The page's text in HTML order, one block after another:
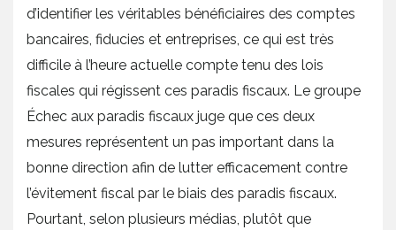
d’identifier les véritables bénéficiaires des comptes
bancaires, fiducies et entreprises, ce qui est très
difficile à l’heure actuelle compte tenu des lois
fiscales qui régissent ces paradis fiscaux. Le groupe
Échec aux paradis fiscaux juge que ces deux
mesures représentent un pas important dans la
bonne direction afin de lutter efficacement contre
l’évitement fiscal par le biais des paradis fiscaux.
Pourtant, selon plusieurs médias, plutôt que